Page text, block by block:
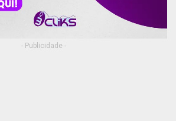
- Publicidade -